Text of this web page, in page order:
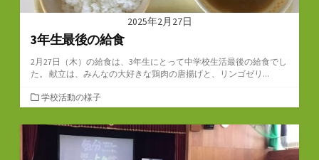
2025年2月27日
3年生最後の給食
2月27日（木）の給食は、3年生にとって中学校生活最後の給食でし
た。 献立は、みんなの大好きな鶏肉の唐揚げと、リンゴゼリ...
カ
テ
ゴ
学校活動の様子